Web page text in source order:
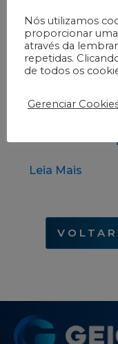
Leia Mais
Nós utilizamos
proporcionar
através da
repetidas.
de todos os
Gerenciar